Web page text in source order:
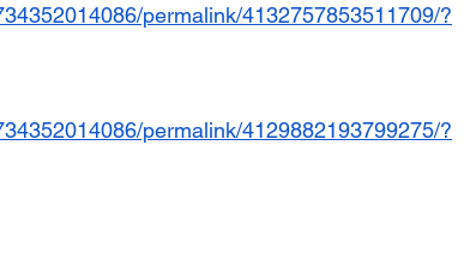
permalink/4132757853511709/?
permalink/4129882193799275/?